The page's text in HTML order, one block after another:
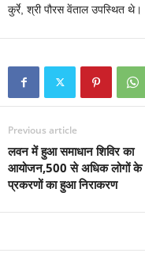
कुर्रे, श्री पौरस वेंताल उपस्थित थे।
Previous article
लवन में हुआ समाधान शिविर का
आयोजन,500 से अधिक लोगों के
प्रकरणों का हुआ निराकरण